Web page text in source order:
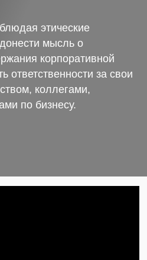
этические
мысль о
корпоративной
ответственности за свои
коллегами,
по бизнесу.